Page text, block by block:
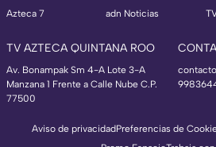
Azteca 7
adn Noticias
TV AZTECA QUINTANA ROO
Av. Bonampak Sm 4-A Lote 3-A
Manzana 1 Frente a Calle Nube C.P.
77500
Aviso de privacidadPreferencias de